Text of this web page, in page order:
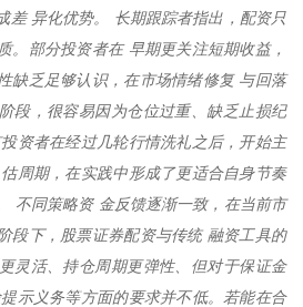
差 异化优势。 长期跟踪者指出，配资只
。部分投资者在 早期更关注短期收益，
缺乏足够认识，在市场情绪修复 与回落
段，很容易因为仓位过重、缺乏止损纪
资者在经过几轮行情洗礼之后，开始主
周期，在实践中形成了更适合自身节奏
不同策略资 金反馈逐渐一致，在当前市
段下，股票证券配资与传统 融资工具的
灵活、持仓周期更弹性、但对于保证金
示义务等方面的要求并不低。若能在合